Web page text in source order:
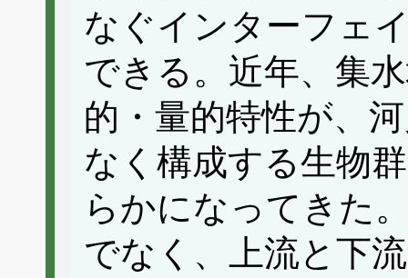
なぐインターフェ
できる。近年、集
的・量的特性が、
なく構成する生物
らかになってきた
でなく、上流と下